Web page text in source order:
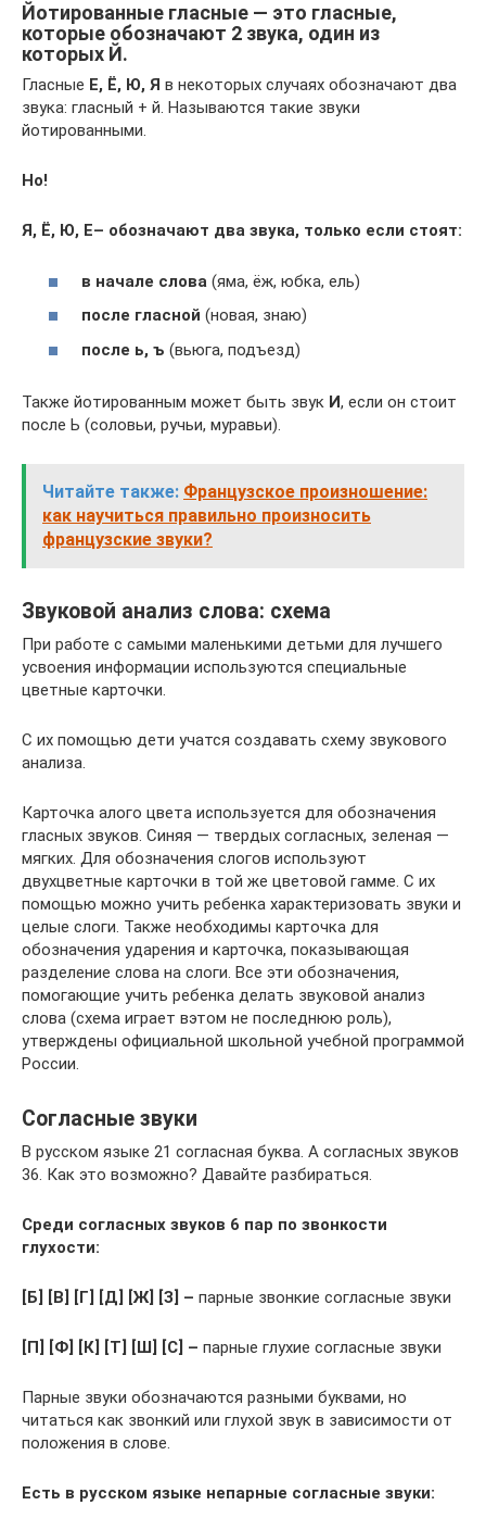
Йотированные гласные — это гласные,
которые обозначают 2 звука, один из
которых Й.
Гласные Е, Ё, Ю, Я в некоторых случаях обозначают два
звука: гласный + й. Называются такие звуки
йотированными.
Но!
Я, Ё, Ю, Е– обозначают два звука, только если стоят:
в начале слова (яма, ёж, юбка, ель)
после гласной (новая, знаю)
после ь, ъ (вьюга, подъезд)
Также йотированным может быть звук И, если он стоит
после Ь (соловьи, ручьи, муравьи).
Читайте также: Французское произношение:
как научиться правильно произносить
французские звуки?
Звуковой анализ слова: схема
При работе с самыми маленькими детьми для лучшего
усвоения информации используются специальные
цветные карточки.
С их помощью дети учатся создавать схему звукового
анализа.
Карточка алого цвета используется для обозначения
гласных звуков. Синяя — твердых согласных, зеленая —
мягких. Для обозначения слогов используют
двухцветные карточки в той же цветовой гамме. С их
помощью можно учить ребенка характеризовать звуки и
целые слоги. Также необходимы карточка для
обозначения ударения и карточка, показывающая
разделение слова на слоги. Все эти обозначения,
помогающие учить ребенка делать звуковой анализ
слова (схема играет вэтом не последнюю роль),
утверждены официальной школьной учебной программой
России.
Согласные звуки
В русском языке 21 согласная буква. А согласных звуков
36. Как это возможно? Давайте разбираться.
Среди согласных звуков 6 пар по звонкости
глухости:
[Б] [В] [Г] [Д] [Ж] [З] – парные звонкие согласные звуки
[П] [Ф] [К] [Т] [Ш] [С] – парные глухие согласные звуки
Парные звуки обозначаются разными буквами, но
читаться как звонкий или глухой звук в зависимости от
положения в слове.
Есть в русском языке непарные согласные звуки: